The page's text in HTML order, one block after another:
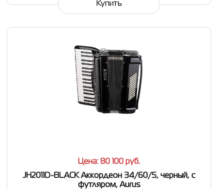
Купить
Цена: 80 100 руб.
JH2011D-BLACK Аккордеон 34/60/5, черный, с
футляром, Aurus